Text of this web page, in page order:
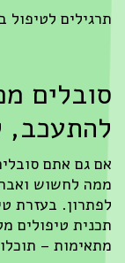
לטיפול
גם אתם סובלים
לחשוש ואבחון
בעזרת
טיפולים מלאה,
– תוכלו